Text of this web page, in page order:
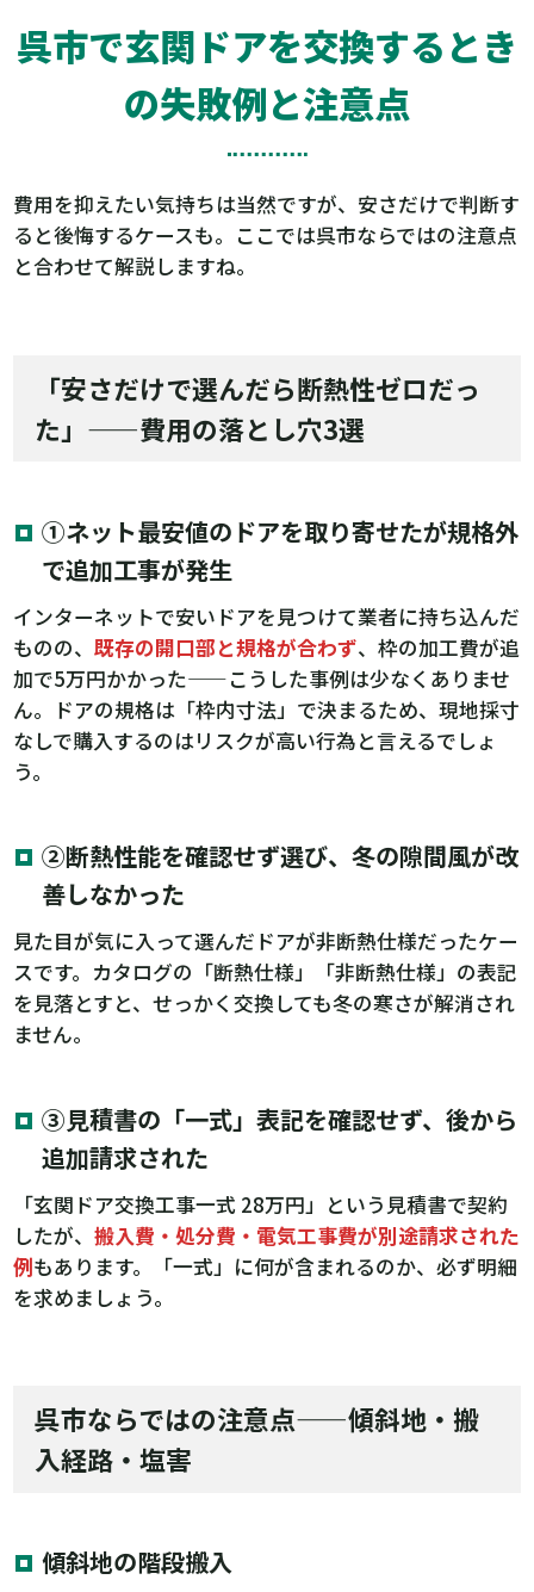
呉市で玄関ドアを交換するとき
の失敗例と注意点
費用を抑えたい気持ちは当然ですが、安さだけで判断す
ると後悔するケースも。ここでは呉市ならではの注意点
と合わせて解説しますね。
「安さだけで選んだら断熱性ゼロだっ
た」——費用の落とし穴3選
①ネット最安値のドアを取り寄せたが規格外
で追加工事が発生
インターネットで安いドアを見つけて業者に持ち込んだ
ものの、既存の開口部と規格が合わず、枠の加工費が追
加で5万円かかった——こうした事例は少なくありませ
ん。ドアの規格は「枠内寸法」で決まるため、現地採寸
なしで購入するのはリスクが高い行為と言えるでしょ
う。
②断熱性能を確認せず選び、冬の隙間風が改
善しなかった
見た目が気に入って選んだドアが非断熱仕様だったケー
スです。カタログの「断熱仕様」「非断熱仕様」の表記
を見落とすと、せっかく交換しても冬の寒さが解消され
ません。
③見積書の「一式」表記を確認せず、後から
追加請求された
「玄関ドア交換工事一式 28万円」という見積書で契約
したが、搬入費・処分費・電気工事費が別途請求された
例もあります。「一式」に何が含まれるのか、必ず明細
を求めましょう。
呉市ならではの注意点——傾斜地・搬
入経路・塩害
傾斜地の階段搬入